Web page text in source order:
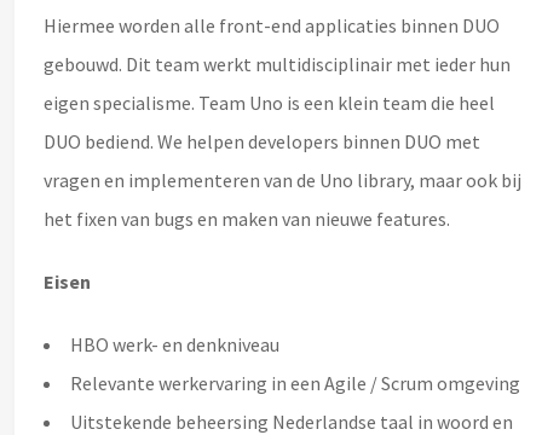
Hiermee worden alle front-end applicaties binnen DUO
gebouwd. Dit team werkt multidisciplinair met ieder hun
eigen specialisme. Team Uno is een klein team die heel
DUO bediend. We helpen developers binnen DUO met
vragen en implementeren van de Uno library, maar ook bij
het fixen van bugs en maken van nieuwe features.
Eisen
HBO werk- en denkniveau
Relevante werkervaring in een Agile / Scrum omgeving
Uitstekende beheersing Nederlandse taal in woord en